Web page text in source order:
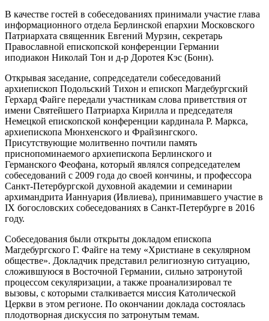
В качестве гостей в собеседованиях принимали участие глава
информационного отдела Берлинской епархии Московского
Патриархата священник Евгений Мурзин, секретарь
Православной епископской конференции Германии
иподиакон Николай Тон и д-р Доротея Кэс (Бонн).
Открывая заседание, сопредседатели собеседований
архиепископ Подольский Тихон и епископ Магдебургский
Герхард Файге передали участникам слова приветствия от
имени Святейшего Патриарха Кирилла и председателя
Немецкой епископской конференции кардинала Р. Маркса,
архиепископа Мюнхенского и Фрайзингского.
Присутствующие молитвенно почтили память
приснопоминаемого архиепископа Берлинского и
Германского Феофана, который являлся сопредседателем
собеседований с 2009 года до своей кончины, и профессора
Санкт-Петербургской духовной академии и семинарии
архимандрита Ианнуария (Ивлиева), принимавшего участие в
IX богословских собеседованиях в Санкт-Петербурге в 2016
году.
Собеседования были открыты докладом епископа
Магдебургского Г. Файге на тему «Христиане в секулярном
обществе». Докладчик представил религиозную ситуацию,
сложившуюся в Восточной Германии, сильно затронутой
процессом секуляризации, а также проанализировал те
вызовы, с которыми сталкивается миссия Католической
Церкви в этом регионе. По окончании доклада состоялась
плодотворная дискуссия по затронутым темам.